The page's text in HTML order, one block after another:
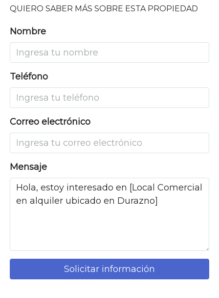
QUIERO SABER MÁS SOBRE ESTA PROPIEDAD
Nombre
Teléfono
Correo electrónico
Mensaje
Solicitar información